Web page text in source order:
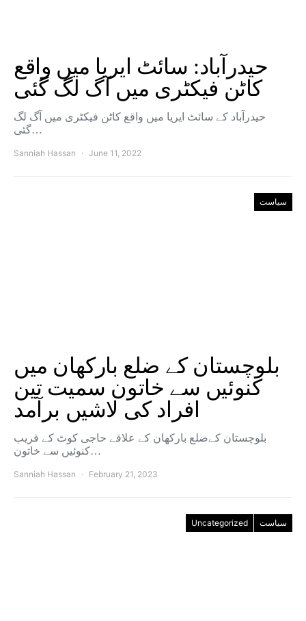
حیدرآباد: سائٹ ایریا میں واقع
کاٹن فیکٹری میں آگ لگ گئی
حیدرآباد کے سائٹ ایریا میں واقع کاٹن فیکٹری میں آگ لگ
گئی…
Sanniah Hassan June 11, 2022
سیاست
بلوچستان کے ضلع بارکھان میں
کنوئیں سے خاتون سمیت تین
افراد کی لاشیں برآمد
بلوچستان کےضلع بارکھان کے علاقے حاجی کوٹ کے قریب
کنوئیں سے خاتون…
Sanniah Hassan February 21, 2023
Uncategorized سیاست